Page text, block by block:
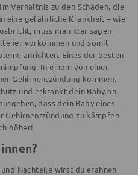
Verhältnis zu den Schäden, die
eine gefährliche Krankheit – wie
muss man klar sagen,
vorkommen und somit
anrichten. Eines der besten
In einem von einer
Gehirnentzündung kommen.
und erkrankt dein Baby an
dass dein Baby eines
Gehirnentzündung zu kämpfen
höher!
Nachteile wirst du erahnen